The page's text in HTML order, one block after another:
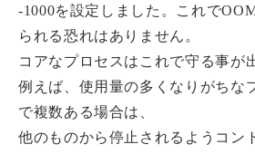
-1000を設定しました。これで
られる恐れはありません。
コアなプロセスはこれで守る事が
例えば、使用量の多くなりがちな
で複数ある場合は、
他のものから停止されるようコン